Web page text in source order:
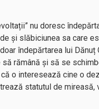
nu doresc
și slăbiciunea sa care
îndepărtarea lui Dănuț
să rămână și să se
că o interesează cine o
statutul de mireasă,